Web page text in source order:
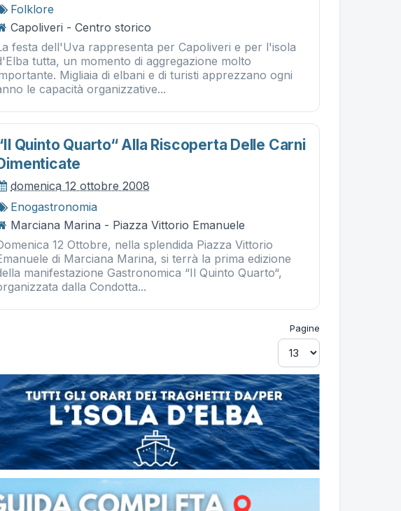
Folklore
Capoliveri - Centro storico
festa dell'Uva rappresenta per Capoliveri e per l'isola
tutta, un momento di aggregazione molto
Migliaia di elbani e di turisti apprezzano ogni
le capacità organizzative...
Quinto Quarto“ Alla Riscoperta Delle Carni
domenica 12 ottobre 2008
Enogastronomia
Marciana Marina - Piazza Vittorio Emanuele
12 Ottobre, nella splendida Piazza Vittorio
di Marciana Marina, si terrà la prima edizione
manifestazione Gastronomica “Il Quinto Quarto“,
dalla Condotta...
Pagine